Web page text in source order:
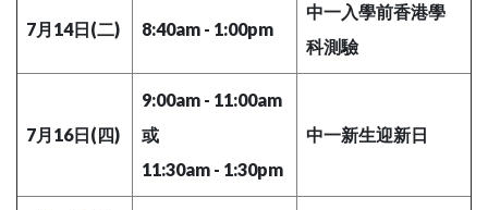
7月14日(二) 8:40am - 1:00pm
中一入學前香港學
科測驗
7月16日(四)
9:00am - 11:00am
或
11:30am - 1:30pm
中一新生迎新日